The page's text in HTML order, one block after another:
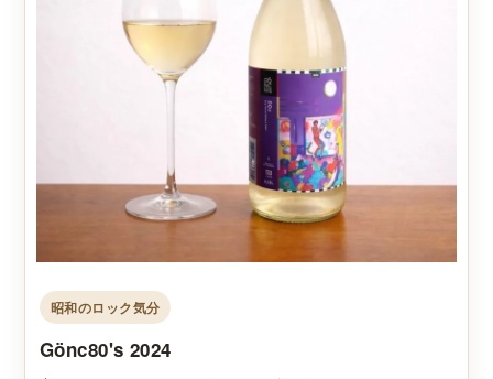
昭和のロック気分
Gönc80's 2024